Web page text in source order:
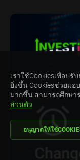
เราใช้Cookiesเพื่อป
ยิ่งขึ้น Cookiesช่วยม
มากขึ้น สามารถศึกษา
ส่วนตัว
อนุญาตให้ใช้